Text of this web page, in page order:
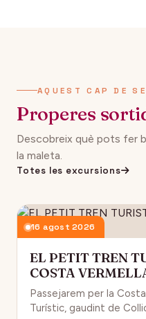
AQUEST CAP DE
Properes
Descobreix què pots fer
la maleta.
Totes les excursions
16 agost 2026
EL PETIT TREN
COSTA
Passejarem per la
Turístic, gaudint de